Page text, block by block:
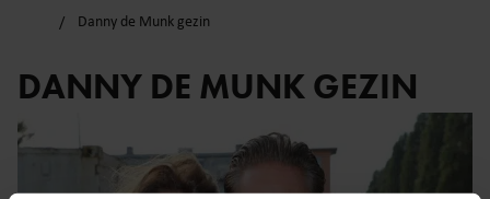
Danny de Munk gezin
DANNY DE MUNK GEZIN